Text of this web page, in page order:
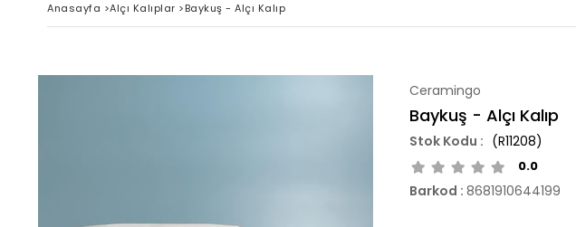
Anasayfa >Alçı Kalıplar >Baykuş - Alçı Kalıp
Ceramingo
Baykuş - Alçı Kalıp
(R11208)
0.0
Barkod : 8681910644199